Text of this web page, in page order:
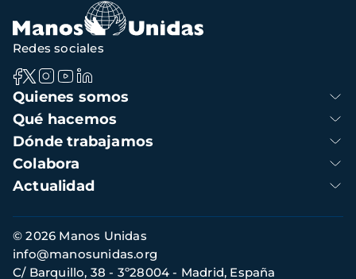
Navegación
principal
Quienes somos
Qué hacemos
Dónde trabajamos
Colabora
Actualidad
Redes sociales
Información
de
contacto
© 2026 Manos Unidas
C/ Barquillo, 38 - 3º28004 - Madrid, España
info@manosunidas.org